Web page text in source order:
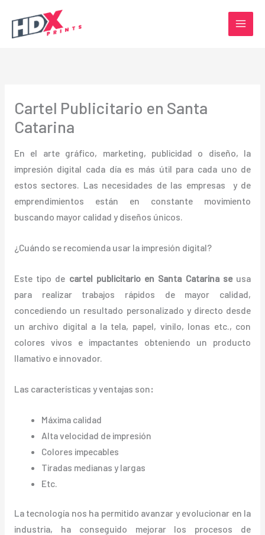
contenido
Cartel Publicitario en Santa
Catarina
En el arte gráfico, marketing, publicidad o diseño, la
impresión digital cada día es más útil para cada uno de
estos sectores. Las necesidades de las empresas y de
emprendimientos están en constante movimiento
buscando mayor calidad y diseños únicos.
¿Cuándo se recomienda usar la impresión digital?
Este tipo de cartel publicitario en Santa Catarina seusa
para realizar trabajos rápidos de mayor calidad,
concediendo un resultado personalizado y directo desde
un archivo digital a la tela, papel, vinilo, lonas etc., con
colores vivos e impactantes obteniendo un producto
llamativo e innovador.
Las características y ventajas son:
Máxima calidad
Alta velocidad de impresión
Colores impecables
Tiradas medianas y largas
Etc.
La tecnología nos ha permitido avanzar y evolucionar en la
industria, ha conseguido mejorar los procesos de